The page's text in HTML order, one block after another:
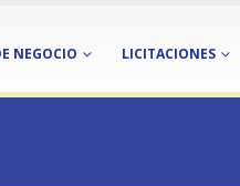
NEGOCIO LICITACIONES